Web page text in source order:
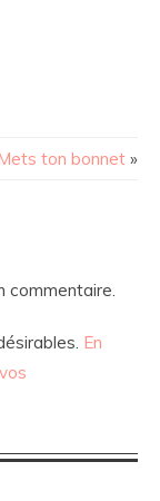
ton bonnet »
commentaire.
En